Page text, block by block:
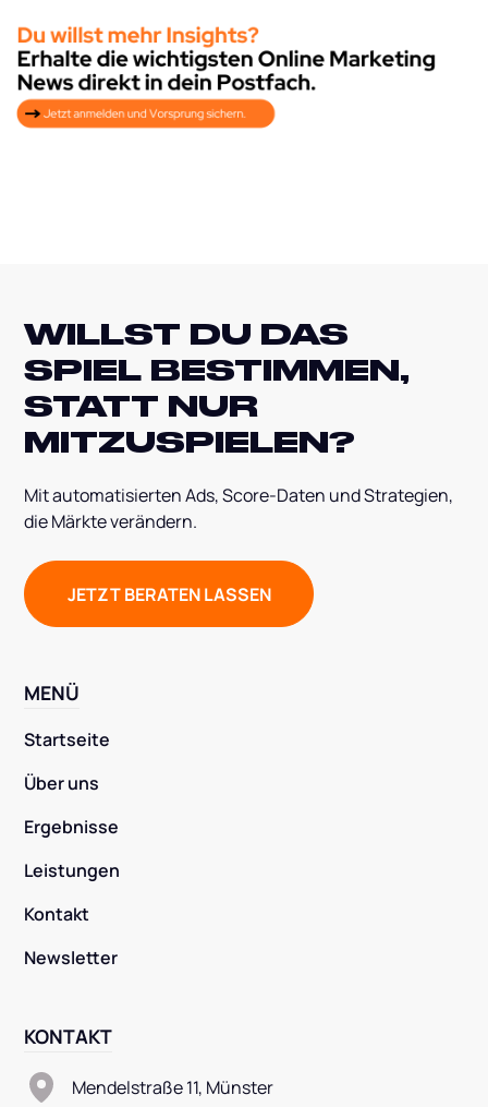
WILLST DU DAS
SPIEL BESTIMMEN,
STATT NUR
MITZUSPIELEN?
Mit automatisierten Ads, Score-Daten und Strategien,
die Märkte verändern.
JETZT BERATEN LASSEN
MENÜ
Startseite
Über uns
Ergebnisse
Leistungen
Kontakt
Newsletter
KONTAKT
Mendelstraße 11, Münster